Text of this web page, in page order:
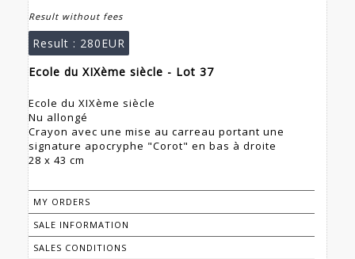
Result without fees
Result : 280EUR
Ecole du XIXème siècle - Lot 37
Ecole du XIXème siècle
Nu allongé
Crayon avec une mise au carreau portant une
signature apocryphe "Corot" en bas à droite
28 x 43 cm
MY ORDERS
SALE INFORMATION
SALES CONDITIONS